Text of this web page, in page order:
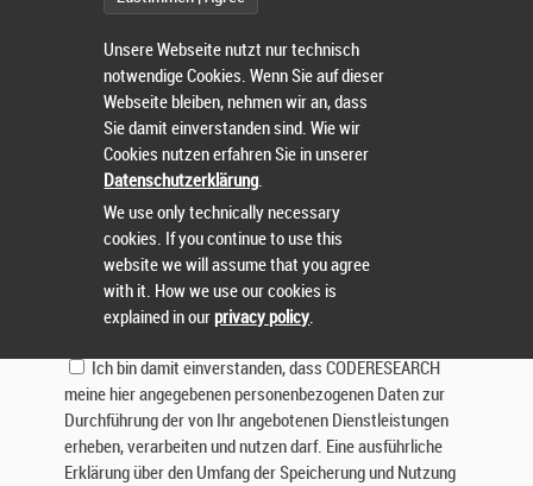
Nachricht:
Lösen Sie die Aufgabe:
Ich bin damit einverstanden, dass CODERESEARCH
meine hier angegebenen personenbezogenen Daten zur
Durchführung der von Ihr angebotenen Dienstleistungen
erheben, verarbeiten und nutzen darf. Eine ausführliche
Erklärung über den Umfang der Speicherung und Nutzung
Unsere Webseite nutzt nur technisch
notwendige Cookies. Wenn Sie auf dieser
Webseite bleiben, nehmen wir an, dass
Sie damit einverstanden sind. Wie wir
Cookies nutzen erfahren Sie in unserer
Datenschutzerklärung.
We use only technically necessary
cookies. If you continue to use this
website we will assume that you agree
with it. How we use our cookies is
explained in ourprivacy policy.